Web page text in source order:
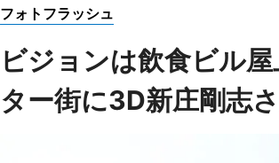
フォトフラッシュ
ビジョンは飲食ビル
ター街に3D新庄剛志